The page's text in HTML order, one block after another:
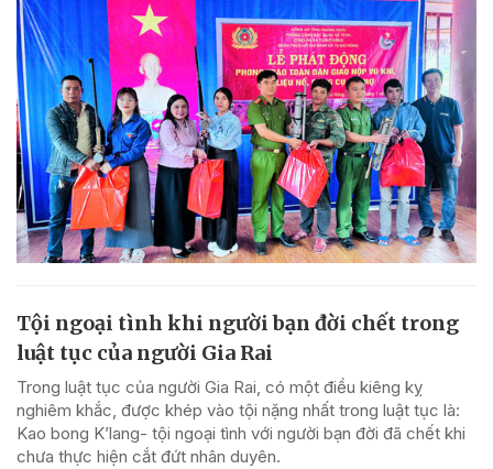
Tội ngoại tình khi người bạn đời chết trong
luật tục của người Gia Rai
Trong luật tục của người Gia Rai, có một điều kiêng kỵ
nghiêm khắc, được khép vào tội nặng nhất trong luật tục là:
Kao bong K’lang- tội ngoại tình với người bạn đời đã chết khi
chưa thực hiện cắt đứt nhân duyên.